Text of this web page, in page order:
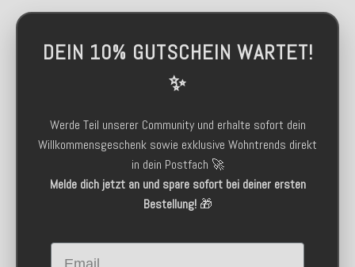
DEIN 10% GUTSCHEIN WARTET!
✨
Werde Teil unserer Community und erhalte sofort dein
Willkommensgeschenk sowie exklusive Wohntrends direkt
in dein Postfach 🚀
Melde dich jetzt an und spare sofort bei deiner ersten
Bestellung!🎁
Email